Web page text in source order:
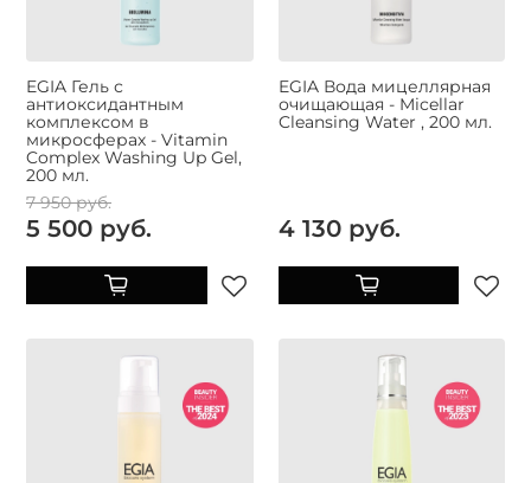
EGIA Гель с
антиоксидантным
комплексом в
микросферах - Vitamin
Complex Washing Up Gel,
200 мл.
7 950 руб.
5 500 руб.
EGIA Вода мицеллярная
очищающая - Micellar
Cleansing Water , 200 мл.
4 130 руб.